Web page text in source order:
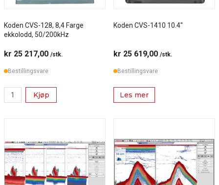
Koden CVS-128, 8,4 Farge
ekkolodd, 50/200kHz
kr 25 217,00 /stk.
Bestillingsvare
Kjøp
Koden CVS-1410 10.4"
kr 25 619,00 /stk.
Bestillingsvare
Les mer